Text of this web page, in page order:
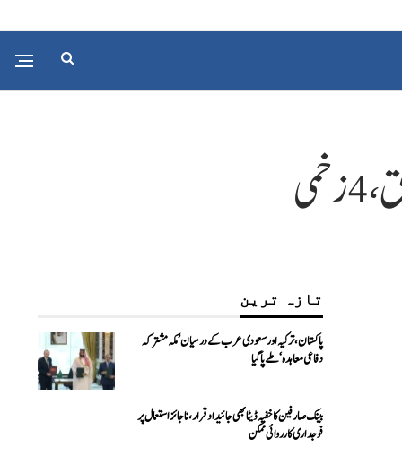
تازہ ترین
پاکستان، ترکیہ اور سعودی عرب کے درمیان ’مکہ مشترکہ
دفاعی معاہدہ‘ طے پا گیا
بینک صارفین کا خفیہ ڈیٹا بھی جائیداد قرار، ناجائز استعمال پر
فوجداری کارروائی ممکن